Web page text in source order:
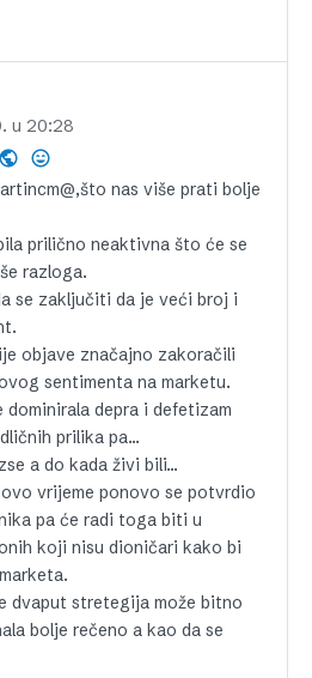
u 20:28
nas više prati bolje
prilično neaktivna što će se
razloga.
se zaključiti da je veći broj i
objave značajno zakoračili
sentimenta na marketu.
dominirala depra i defetizam
prilika pa…
a do kada živi bili…
vrijeme ponovo se potvrdio
pa će radi toga biti u
koji nisu dioničari kako bi
dvaput stretegija može bitno
bolje rečeno a kao da se